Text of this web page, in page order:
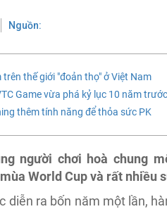
Nguồn:
thế giới "đoản thọ" ở Việt Nam
Game vừa phá kỷ lục 10 năm
thêm tính năng để thỏa sức PK
người chơi hoà chung
World Cup và rất nhiều
diễn ra bốn năm một lần,